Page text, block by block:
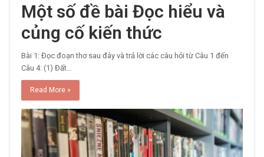
Một số đề bài Đọc hiểu và
củng cố kiến thức
Bài 1: Đọc đoạn thơ sau đây và trả lời các câu hỏi từ Câu 1 đến
Câu 4: (1) Đất…
Read More »